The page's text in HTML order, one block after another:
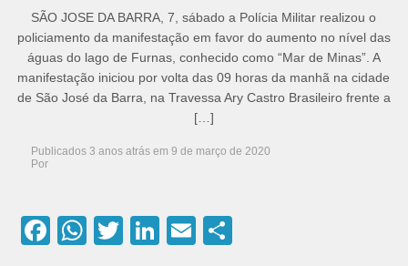
SÃO JOSE DA BARRA, 7, sábado a Polícia Militar realizou o
policiamento da manifestação em favor do aumento no nível das
águas do lago de Furnas, conhecido como “Mar de Minas”. A
manifestação iniciou por volta das 09 horas da manhã na cidade
de São José da Barra, na Travessa Ary Castro Brasileiro frente a
[…]
Publicados 3 anos atrás em 9 de março de 2020
Por
Facebook
WhatsApp
Twitter
LinkedIn
EmailCompartilhar